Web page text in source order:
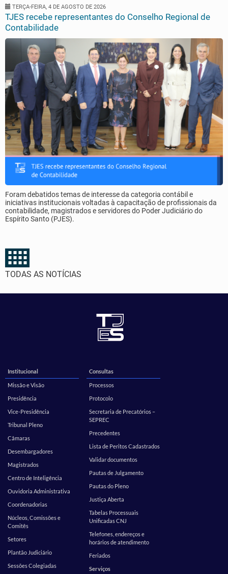
TERÇA-FEIRA, 4 DE AGOSTO DE 2026
TJES recebe representantes do Conselho Regional de
Contabilidade
Foram debatidos temas de interesse da categoria contábil e
iniciativas institucionais voltadas à capacitação de profissionais da
contabilidade, magistrados e servidores do Poder Judiciário do
Espírito Santo (PJES).
TODAS AS NOTÍCIAS
Institucional
Missão e Visão
Presidência
Vice-Presidência
Tribunal Pleno
Câmaras
Desembargadores
Magistrados
Centro de Inteligência
Ouvidoria Administrativa
Coordenadorias
Núcleos, Comissões e
Comitês
Setores
Plantão Judiciário
Sessões Colegiadas
Consultas
Processos
Protocolo
Secretaria de Precatórios –
SEPREC
Precedentes
Lista de Peritos Cadastrados
Validar documentos
Pautas de Julgamento
Pautas do Pleno
Justiça Aberta
Tabelas Processuais
Unificadas CNJ
Telefones, endereços e
horários de atendimento
Feriados
Serviços